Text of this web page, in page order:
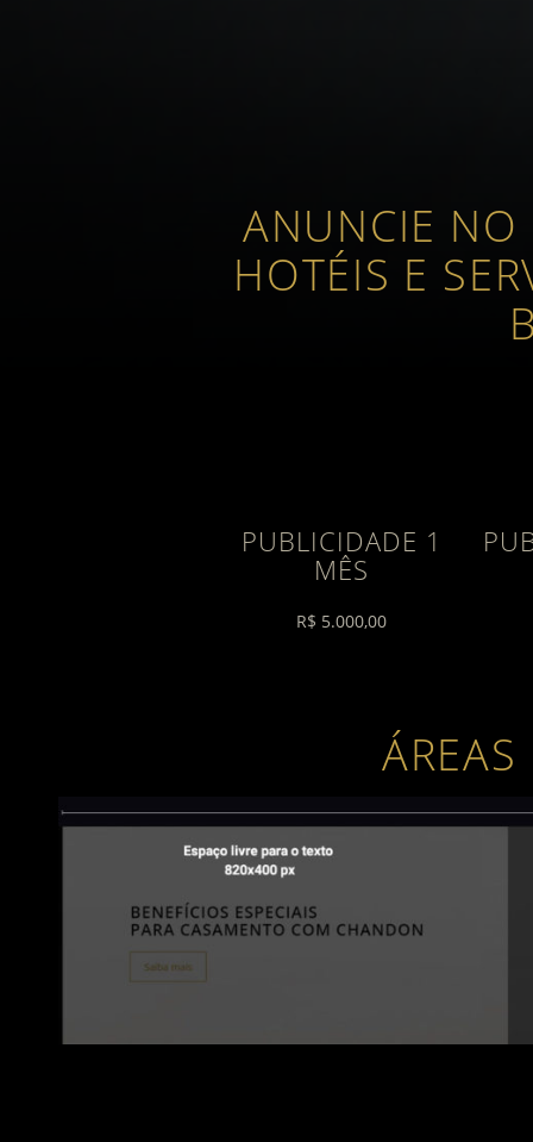
ANUNCIE NO
HOTÉIS E
PUBLICIDADE 1
MÊS
R$ 5.000,00